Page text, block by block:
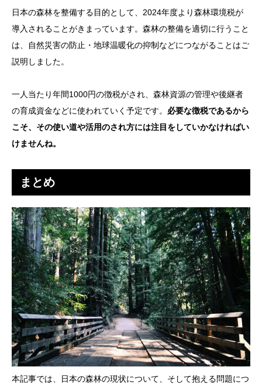
日本の森林を整備する目的として、2024年度より森林環境税が
導入されることがきまっています。森林の整備を適切に行うこと
は、自然災害の防止・地球温暖化の抑制などにつながることはご
説明しました。
一人当たり年間1000円の徴税がされ、森林資源の管理や後継者
の育成資金などに使われていく予定です。 必要な徴税であるから
こそ、その使い道や活用のされ方には注目をしていかなければい
けませんね。
まとめ
本記事では、日本の森林の現状について、そして抱える問題につ